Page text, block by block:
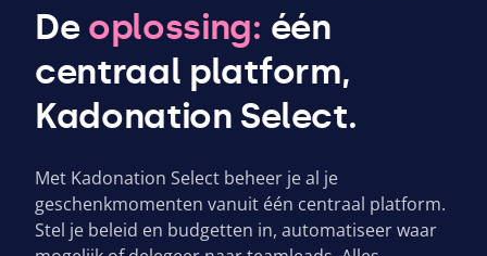
De oplossing: één
centraal platform,
Kadonation Select.
Met Kadonation Select beheer je al je
geschenkmomenten vanuit één centraal platform.
Stel je beleid en budgetten in, automatiseer waar